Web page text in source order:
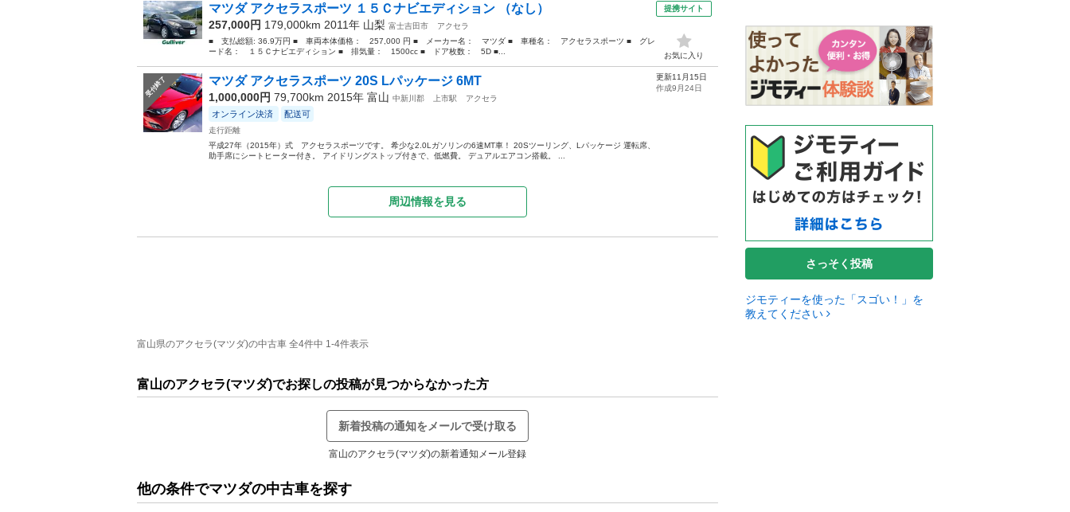
マツダ アクセラスポーツ １５Ｃナビエディション （なし）
257,000円 179,000km 2011年 山梨 富士吉田市
アクセラ
■ 支払総額: 36.9万円 ■ 車両本体価格： 257,000 円 ■ メーカー名： マツダ ■ 車種名： アクセラスポーツ ■ グレ
ード名： １５Ｃナビエディション ■ 排気量： 1500cc ■ ドア枚数： 5D ■...
提携サイト
お気に入り
受付終了 マツダ アクセラスポーツ 20S Lパッケージ 6MT
1,000,000円 79,700km 2015年 富山 中新川郡 上市駅 アクセラ
オンライン決済 配送可
走行距離
平成27年（2015年）式 アクセラスポーツです。 希少な2.0Lガソリンの6速MT車！ 20Sツーリング、Lパッケージ 運転席、
助手席にシートヒーター付き。 アイドリングストップ付きで、低燃費。 デュアルエアコン搭載。 ...
更新11月15日
作成9月24日
周辺情報を見る
富山県のアクセラ(マツダ)の中古車 全4件中 1-4件表示
富山のアクセラ(マツダ)でお探しの投稿が見つからなかった方
新着投稿の通知をメールで受け取る
富山のアクセラ(マツダ)の新着通知メール登録
他の条件でマツダの中古車を探す
さっそく投稿
ジモティーを使った「スゴい！」を
教えてください